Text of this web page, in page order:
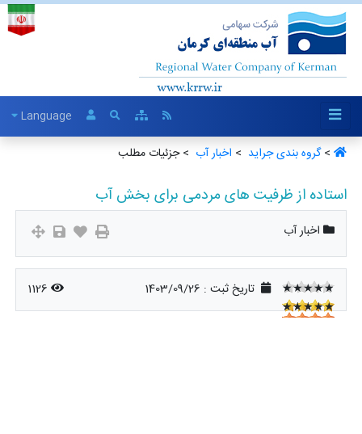
Language
>گروه بندی جراید ‏ > اخبار آب ‏ > جزئیات مطلب
استاده از ظرفیت های مردمی برای بخش آب
اخبار آب
★★★★★
★★★★★
★★★★★
تاریخ ثبت : 1403/09/26
1126